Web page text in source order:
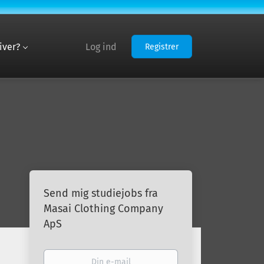
Log ind Registrer
Send mig studiejobs fra
Masai Clothing Company
ApS
Din